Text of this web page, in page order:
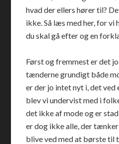
hvad der ellers hører til?
ikke. Så læs med her, for vi
du skal gå efter og en
Først og fremmest er det
tænderne grundigt både
er der jo intet nyt i, det ved
blev vi undervist med i
det ikke af mode og er
er dog ikke alle, der
blive ved med at børste til